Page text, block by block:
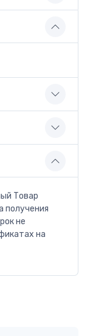
Товар
получения
не
на